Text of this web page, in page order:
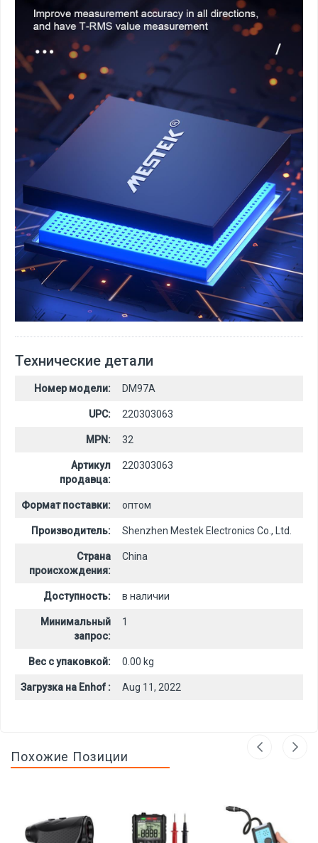
Технические детали
Номер модели: DM97A
UPC: 220303063
MPN: 32
Артикул
продавца:
220303063
Формат поставки: оптом
Производитель: Shenzhen Mestek Electronics Co., Ltd.
Страна
происхождения:
China
Доступность: в наличии
Минимальный
запрос:
1
Вес с упаковкой: 0.00 kg
Загрузка на Enhof : Aug 11, 2022
Похожие Позиции